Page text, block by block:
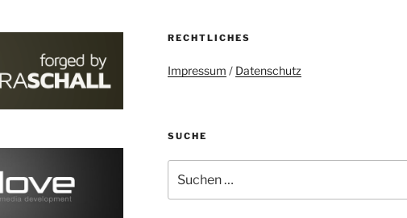
RECHTLICHES
Impressum / Datenschutz
SUCHE
nach: